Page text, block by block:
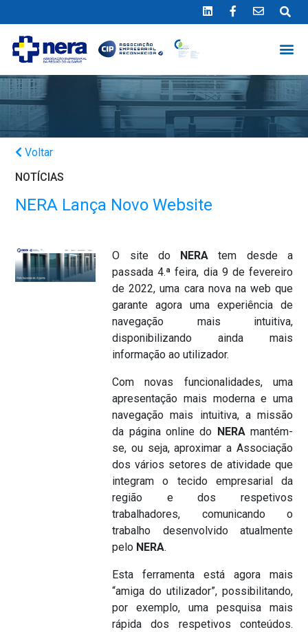
Voltar
NOTÍCIAS
NERA Lança Novo Website
O site do NERA tem desde a
passada 4.ª feira, dia 9 de fevereiro
de 2022, uma cara nova na web que
garante agora uma experiência de
navegação mais intuitiva,
disponibilizando ainda mais
informação ao utilizador.
Com novas funcionalidades, uma
apresentação mais moderna e uma
navegação mais intuitiva, a missão
da página online do NERAmantém-
se, ou seja, aproximar a Associação
dos vários setores de atividade que
integram o tecido empresarial da
região e dos respetivos
trabalhadores, comunicando o
trabalho desenvolvido atualmente
pelo NERA.
Esta ferramenta está agora mais
“amiga do utilizador”, possibilitando,
por exemplo, uma pesquisa mais
rápida dos respetivos conteúdos.